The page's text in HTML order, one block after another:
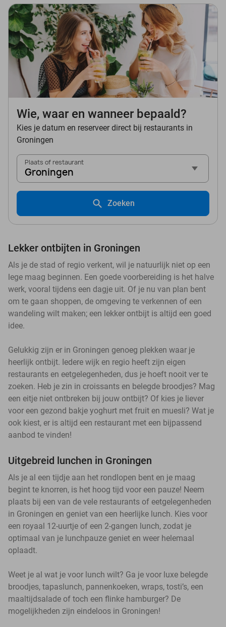
Wie, waar en wanneer bepaald?
Kies je datum en reserveer direct bij restaurants in
Groningen
Plaats of restaurant
Groningen
Zoeken
Lekker ontbijten in Groningen
Als je de stad of regio verkent, wil je natuurlijk niet op een
lege maag beginnen. Een goede voorbereiding is het halve
werk, vooral tijdens een dagje uit. Of je nu van plan bent
om te gaan shoppen, de omgeving te verkennen of een
wandeling wilt maken; een lekker ontbijt is altijd een goed
idee.
Gelukkig zijn er in Groningen genoeg plekken waar je
heerlijk ontbijt. Iedere wijk en regio heeft zijn eigen
restaurants en eetgelegenheden, dus je hoeft nooit ver te
zoeken. Heb je zin in croissants en belegde broodjes? Mag
een eitje niet ontbreken bij jouw ontbijt? Of kies je liever
voor een gezond bakje yoghurt met fruit en muesli? Wat je
ook kiest, er is altijd een restaurant met een bijpassend
aanbod te vinden!
Uitgebreid lunchen in Groningen
Als je al een tijdje aan het rondlopen bent en je maag
begint te knorren, is het hoog tijd voor een pauze! Neem
plaats bij een van de vele restaurants of eetgelegenheden
in Groningen en geniet van een heerlijke lunch. Kies voor
een royaal 12-uurtje of een 2-gangen lunch, zodat je
optimaal van je lunchpauze geniet en weer helemaal
oplaadt.
Weet je al wat je voor lunch wilt? Ga je voor luxe belegde
broodjes, tapaslunch, pannenkoeken, wraps, tosti’s, een
maaltijdsalade of toch een flinke hamburger? De
mogelijkheden zijn eindeloos in Groningen!